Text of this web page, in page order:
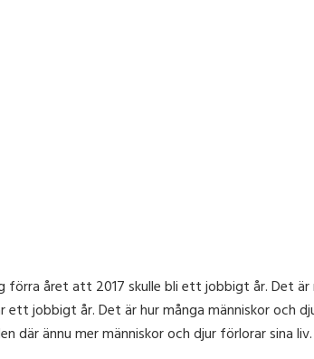
förra året att 2017 skulle bli ett jobbigt år. Det
jobbigt år. Det är hur många människor och
där ännu mer människor och djur förlorar sina liv.